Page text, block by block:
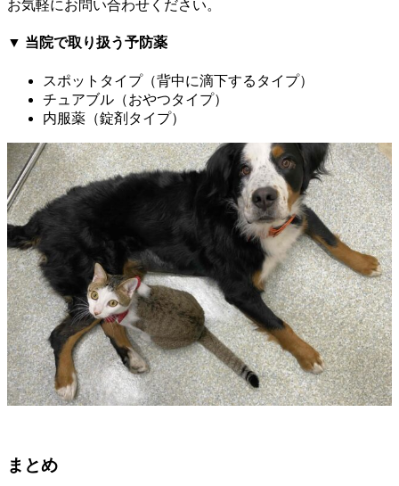
お気軽にお問い合わせください。
▼ 当院で取り扱う予防薬
スポットタイプ（背中に滴下するタイプ）
チュアブル（おやつタイプ）
内服薬（錠剤タイプ）
まとめ